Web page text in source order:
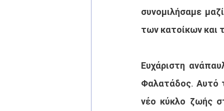
συνομιλήσαμε
των κατοίκων και
Ευχάριστη
Φαλατάδος. Αυτό
νέο κύκλο ζωής